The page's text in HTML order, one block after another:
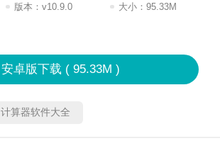
15:2026
版本：v10.9.0 大小： 95.33M
安卓版下载 ( 95.33M )
计算器软件大全